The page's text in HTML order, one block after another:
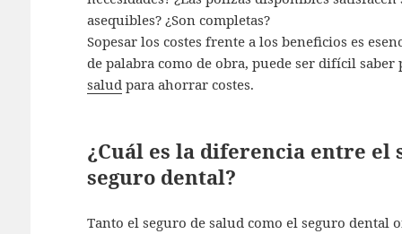
asequibles? ¿Son completas?
Sopesar los costes frente a los beneficios es
de palabra como de obra, puede ser difícil saber
saludpara ahorrar costes.
¿Cuál es la diferencia entre el
seguro dental?
Tanto el seguro de salud como el seguro dental